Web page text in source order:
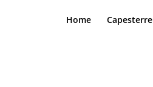
Home Capesterre